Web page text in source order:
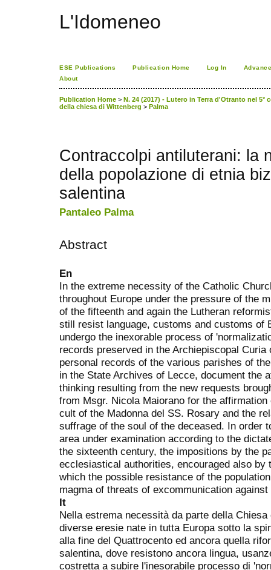
L'Idomeneo
ESE Publications Publication Home Log In
About
Publication Home > N. 24 (2017) - Lutero in Terra d'Otranto nel
della chiesa di Wittenberg > Palma
Contraccolpi antiluterani: la
della popolazione di etnia
salentina
Pantaleo Palma
Abstract
En
In the extreme necessity of the Catholic
throughout Europe under the pressure of the
of the fifteenth and again the Lutheran
still resist language, customs and customs of
undergo the inexorable process of
records preserved in the Archiepiscopal
personal records of the various parishes of
in the State Archives of Lecce, document the
thinking resulting from the new requests
from Msgr. Nicola Maiorano for the
cult of the Madonna del SS. Rosary and the
suffrage of the soul of the deceased. In order
area under examination according to the
the sixteenth century, the impositions by the
ecclesiastical authorities, encouraged also by
which the possible resistance of the
magma of threats of excommunication against
It
Nella estrema necessità da parte della
diverse eresie nate in tutta Europa sotto la
alla fine del Quattrocento ed ancora quella
salentina, dove resistono ancora lingua,
costretta a subire l'inesorabile processo di